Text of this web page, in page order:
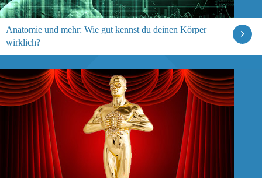
Anatomie und mehr: Wie gut kennst du deinen Körper
wirklich?